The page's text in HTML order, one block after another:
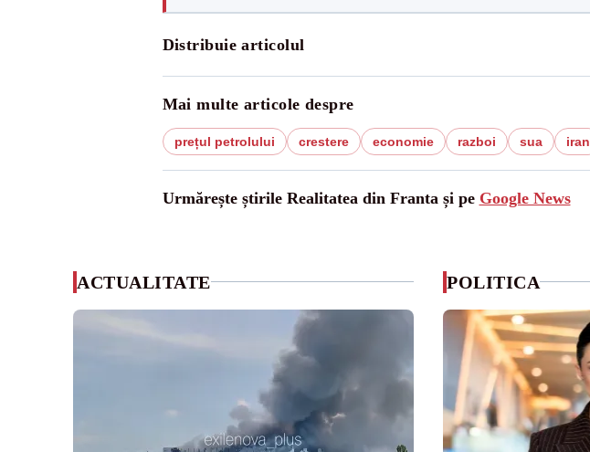
Distribuie articolul
Mai multe articole despre
prețul petrolului crestere economie razboi sua iran
Urmărește știrile Realitatea din Franta și pe Google News
ACTUALITATE POLITICA